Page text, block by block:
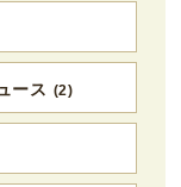
ース (2)